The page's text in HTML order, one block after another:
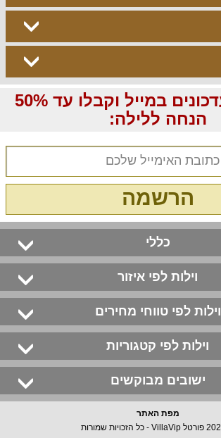
הירשמו לעדכונים במייל וקבלו עד 50%
הנחה ללילה:
הרשמה
כללי
וילות לפי איזור
וילות לפי טווחי מחירים
וילות לפי קטגוריות
ישובים מבוקשים
מפת האתר